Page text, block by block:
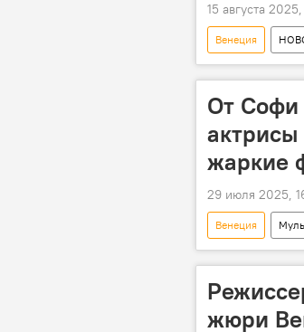
15 августа
Венеция
ТУРИЗМ
От
актрисы
жаркие
29 июля 2025,
Венеция
Калифорния
жюри